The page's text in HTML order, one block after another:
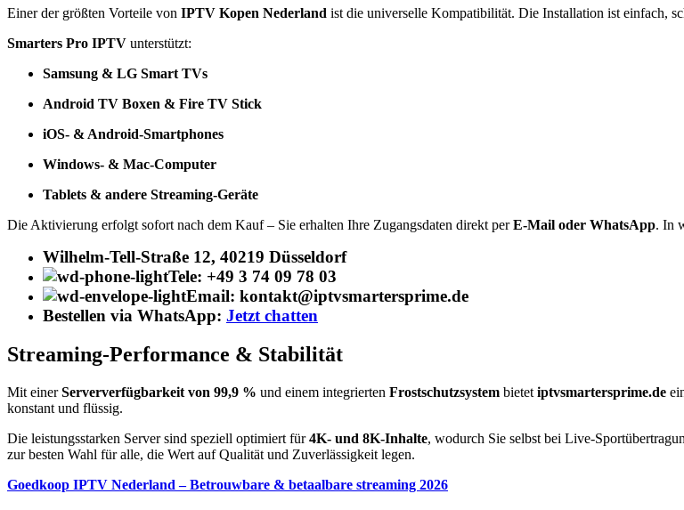
Einer der größten Vorteile von IPTV Kopen Nederland ist die universelle Kompatibilität. Die Installation ist einfach,
Smarters Pro IPTV unterstützt:
Samsung & LG Smart TVs
Android TV Boxen & Fire TV Stick
iOS- & Android-Smartphones
Windows- & Mac-Computer
Tablets & andere Streaming-Geräte
Die Aktivierung erfolgt sofort nach dem Kauf – Sie erhalten Ihre Zugangsdaten direkt perE-Mail oder WhatsApp. In
Wilhelm-Tell-Straße 12, 40219 Düsseldorf
Tele: +49 3 74 09 78 03
Email: kontakt@iptvsmartersprime.de
Bestellen via WhatsApp: Jetzt chatten
Streaming-Performance & Stabilität
Mit einerSerververfügbarkeit von 99,9 % und einem integrierten Frostschutzsystem bietet iptvsmartersprime.de
konstant und flüssig.
Die leistungsstarken Server sind speziell optimiert für4K- und 8K-Inhalte, wodurch Sie selbst bei Live-
zur besten Wahl für alle, die Wert auf Qualität und Zuverlässigkeit legen.
Goedkoop IPTV Nederland – Betrouwbare & betaalbare streaming 2026